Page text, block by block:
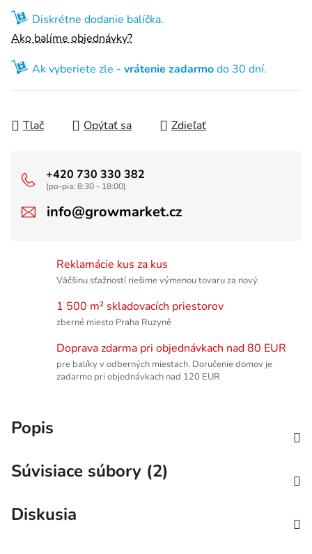
Diskrétne dodanie balíčka.
Ako balíme objednávky?
Ak vyberiete zle - vrátenie zadarmodo 30 dní.
Tlač Opýtať sa Zdieľať
+420 730 330 382
(po-pia: 8:30 - 18:00)
info@growmarket.cz
Reklamácie kus za kus
Väčšinu sťažností riešime výmenou tovaru za nový.
1 500 m² skladovacích priestorov
zberné miesto Praha Ruzyně
Doprava zdarma pri objednávkach nad 80 EUR
pre balíky v odberných miestach. Doručenie domov je
zadarmo pri objednávkach nad 120 EUR
Popis
Súvisiace súbory (2)
Diskusia